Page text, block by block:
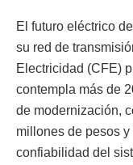
El futuro eléctrico
su red de
Electricidad (CFE)
contempla más de
de modernización,
millones de pesos
confiabilidad del